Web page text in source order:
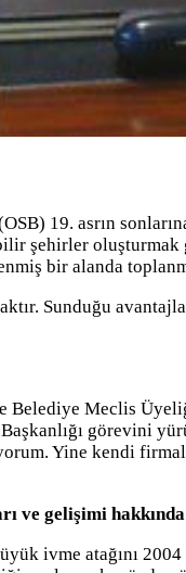
19. asrın
şehirler
bir alanda
Sunduğu
Belediye Meclis
görevini
Yine kendi
ve gelişimi
ivme atağını